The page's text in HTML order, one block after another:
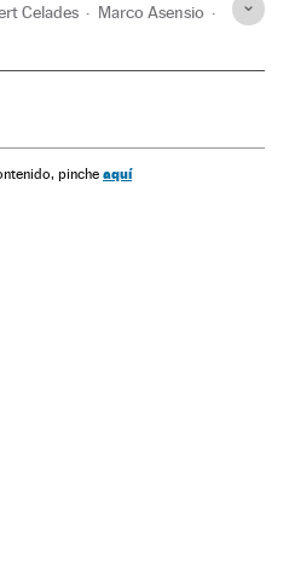
Celades Marco Asensio
pinche aquí